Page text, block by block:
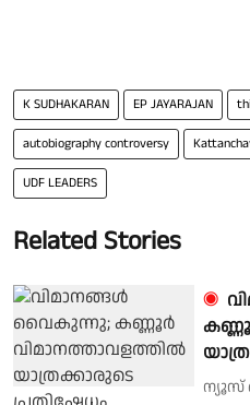
K SUDHAKARAN EP JAYARAJAN
autobiography controversy
UDF LEADERS
Related Stories